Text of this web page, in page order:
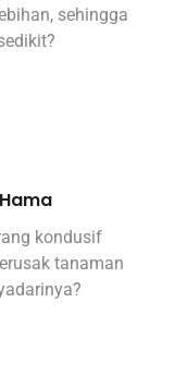
sehingga
kondusif
tanaman